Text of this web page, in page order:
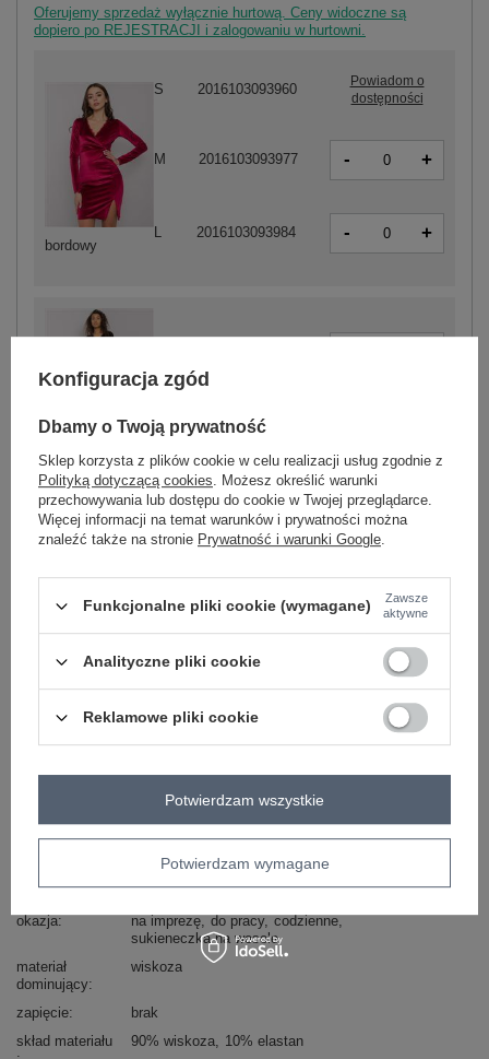
Oferujemy sprzedaż wyłącznie hurtową. Ceny widoczne są
dopiero po REJESTRACJI i zalogowaniu w hurtowni.
czarny
L 2016103094011
bordowy
S 2016103093960
Powiadom o
dostępności
M 2016103093977 - +
L 2016103093984 - +
ZALOGUJ SIĘ I ZOBACZ CENĘ
Masz pytanie? Chętnie pomożemy.
dominujący
serek / dekolt V
rękaw
długi rękaw
styl
casual
okazja
na imprezę do pracy codzienne
sukieneczka na wesele
materiał
dominujący
wiskoza
zapięcie
brak
skład materiału
90% wiskoza 10% elastan
Konfiguracja zgód
Dbamy o Twoją prywatność
Sklep korzysta z plików cookie w celu realizacji usług zgodnie z
Polityką dotyczącą cookies. Możesz określić warunki
przechowywania lub dostępu do cookie w Twojej przeglądarce.
Więcej informacji na temat warunków i prywatności można
znaleźć także na stronie Prywatność i warunki Google.
Funkcjonalne pliki cookie (wymagane)
Zawsze
aktywne
Analityczne pliki cookie
Reklamowe pliki cookie
Potwierdzam wymagane
Potwierdzam wszystkie